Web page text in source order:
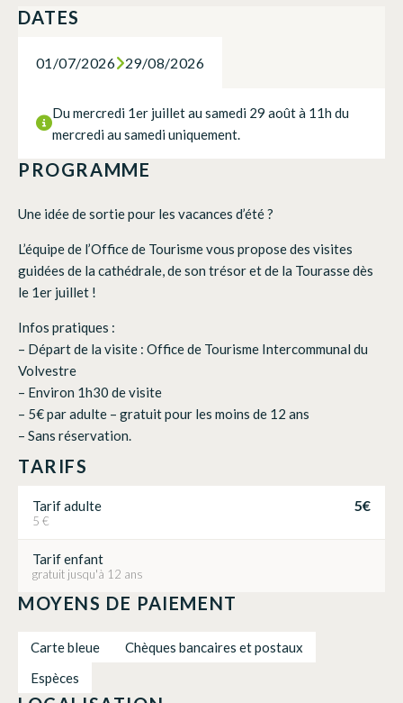
DATES
01/07/2026 29/08/2026
Du mercredi 1er juillet au samedi 29 août à 11h du
mercredi au samedi uniquement.
PROGRAMME
Une idée de sortie pour les vacances d’été ?
L’équipe de l’Office de Tourisme vous propose des visites
guidées de la cathédrale, de son trésor et de la Tourasse dès
le 1er juillet !
Infos pratiques :
– Départ de la visite : Office de Tourisme Intercommunal du
Volvestre
– Environ 1h30 de visite
– 5€ par adulte – gratuit pour les moins de 12 ans
– Sans réservation.
TARIFS
Tarif adulte 5€
5 €
Tarif enfant
gratuit jusqu'à 12 ans
MOYENS DE PAIEMENT
Carte bleue
Chèques bancaires et postaux
Espèces